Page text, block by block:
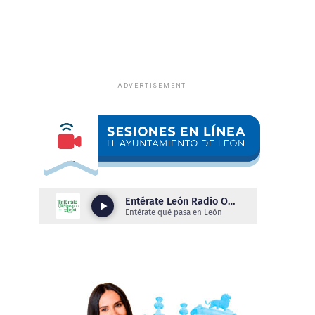
ADVERTISEMENT